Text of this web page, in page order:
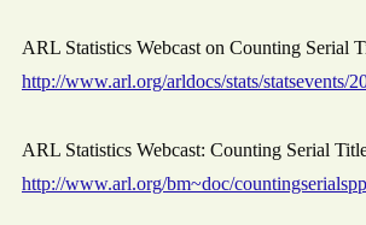
ARL Statistics Webcast on Counting Serial
http://www.arl.org/arldocs/stats/statsevents/
ARL Statistics Webcast: Counting Serial
http://www.arl.org/bm~doc/